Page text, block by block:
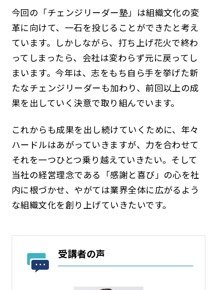
今回の「チェンジリーダー塾」は組織文化の変
革に向けて、一石を投じることができたと考え
ています。しかしながら、打ち上げ花火で終わ
ってしまったら、会社は変わらず元に戻ってし
まいます。今年は、志をもち自ら手を挙げた新
たなチェンジリーダーも加わり、前回以上の成
果を出していく決意で取り組んでいます。
これからも成果を出し続けていくために、年々
ハードルはあがっていきますが、力を合わせて
それを一つひとつ乗り越えていきたい。そして
当社の経営理念である「感謝と喜び」の心を社
内に根づかせ、やがては業界全体に広がるよう
な組織文化を創り上げていきたいです。
受講者の声